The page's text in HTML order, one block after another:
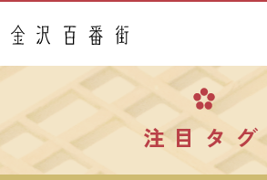
フロアガイド
あんと
注目タグ